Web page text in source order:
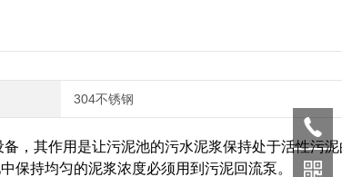
304不锈钢
，其作用是让污泥池的污水泥浆保持处于活性污
保持均匀的泥浆浓度必须用到污泥回流泵。